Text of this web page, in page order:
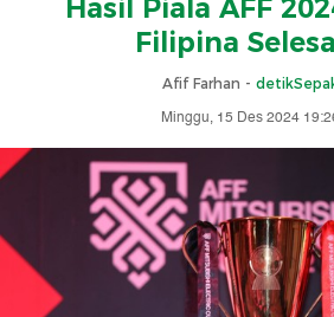
Hasil Piala AFF
Filipina
Afif Farhan -
Minggu, 15 Des 2024